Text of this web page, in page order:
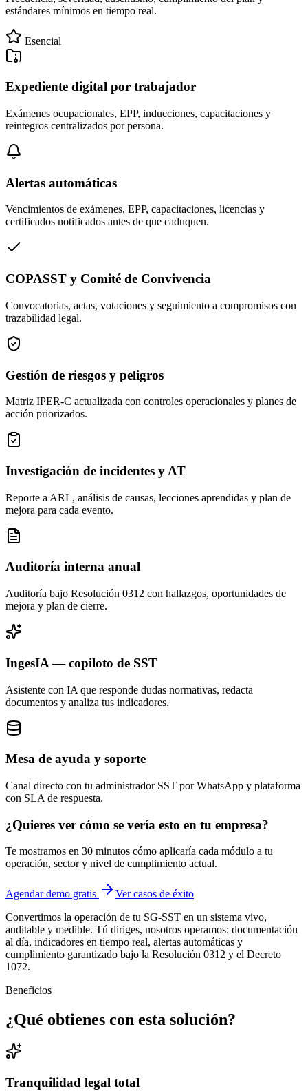
estándares mínimos en tiempo real.
Esencial
Expediente digital por trabajador
Exámenes ocupacionales, EPP, inducciones, capacitaciones y
reintegros centralizados por persona.
Alertas automáticas
Vencimientos de exámenes, EPP, capacitaciones, licencias y
certificados notificados antes de que caduquen.
COPASST y Comité de Convivencia
Convocatorias, actas, votaciones y seguimiento a compromisos con
trazabilidad legal.
Gestión de riesgos y peligros
Matriz IPER-C actualizada con controles operacionales y planes de
acción priorizados.
Investigación de incidentes y AT
Reporte a ARL, análisis de causas, lecciones aprendidas y plan de
mejora para cada evento.
Auditoría interna anual
Auditoría bajo Resolución 0312 con hallazgos, oportunidades de
mejora y plan de cierre.
IngesIA — copiloto de SST
Asistente con IA que responde dudas normativas, redacta
documentos y analiza tus indicadores.
Mesa de ayuda y soporte
Canal directo con tu administrador SST por WhatsApp y plataforma
con SLA de respuesta.
¿Quieres ver cómo se vería esto en tu empresa?
Te mostramos en 30 minutos cómo aplicaría cada módulo a tu
operación, sector y nivel de cumplimiento actual.
Agendar demo gratis
Ver casos de éxito
Convertimos la operación de tu SG-SST en un sistema vivo,
auditable y medible. Tú diriges, nosotros operamos: documentación
al día, indicadores en tiempo real, alertas automáticas y
cumplimiento garantizado bajo la Resolución 0312 y el Decreto
1072.
Beneficios
¿Qué obtienes con esta solución?
Tranquilidad legal total